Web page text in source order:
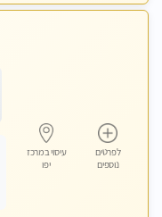
לפרטים
נוספים
עיסוי במרכז
יפו